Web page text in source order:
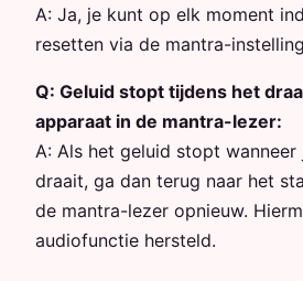
A: Ja, je kunt op elk moment
resetten via de mantra-
Q: Geluid stopt tijdens het
apparaat in de mantra-lezer:
A: Als het geluid stopt wanneer
draait, ga dan terug naar het
de mantra-lezer opnieuw.
audiofunctie hersteld.